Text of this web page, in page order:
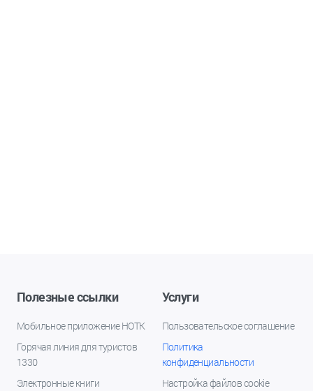
Полезные ссылки
Мобильное приложение НОТК
Горячая линия для туристов
1330
Электронные книги
Услуги
Пользовательское соглашение
Политика
конфиденциальности
Настройка файлов cookie